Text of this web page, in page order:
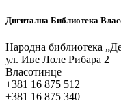
Дигитална Библиотека
Народна библиотека
ул. Иве Лоле Рибара 2
Власотинце
+381 16 875 512
+381 16 875 340